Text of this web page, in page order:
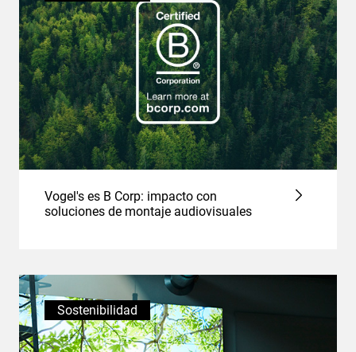
Vogel's es B Corp: impacto con
soluciones de montaje audiovisuales
Sostenibilidad